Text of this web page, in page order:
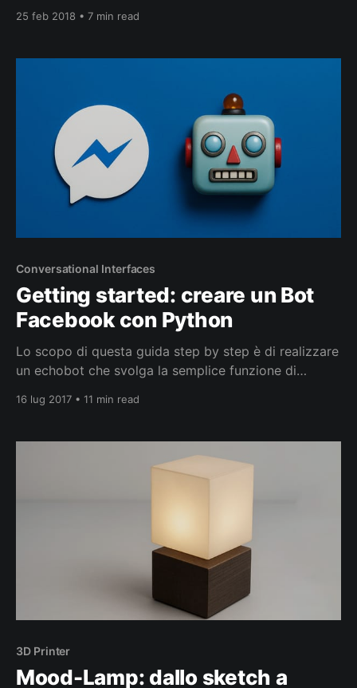
25 feb 2018 • 7 min read
Conversational Interfaces
Getting started: creare un Bot
Facebook con Python
Lo scopo di questa guida step by step è di realizzare
un echobot che svolga la semplice funzione di
confidenza con le API Graph di Facebook, per poi
di elaborazione e comprensione del
16 lug 2017 • 11 min read
3D Printer
Mood-Lamp: dallo sketch a